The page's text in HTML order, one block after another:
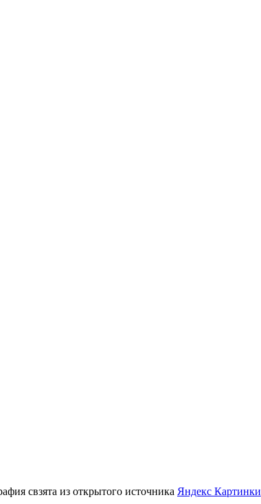
свзята из открытого источника Яндекс Картинки